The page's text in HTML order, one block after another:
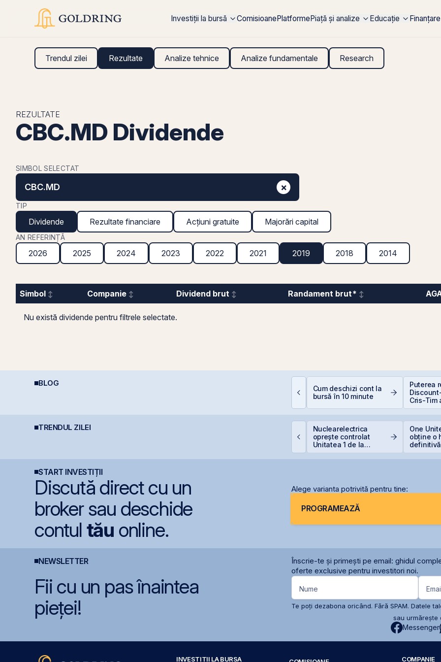
Investiții la bursă ComisioanePlatformePiață și analize Educație
Trendul zilei Rezultate Analize tehnice Analize fundamentale Research
REZULTATE
CBC.MD Dividende
SIMBOL SELECTAT
CBC.MD ×
TIP
Dividende Rezultate financiare Acțiuni gratuite Majorări capital
AN REFERINȚĂ
2026 2025 2024 2023 2022 2021 2019 2018 2014
Simbol Companie Dividend brut Randament brut*
Nu există dividende pentru filtrele selectate.
BLOG
Perspective Economice
sunt și banii se găsesc
Cum deschizi cont la
bursă în 10 minute
Puterea
Cris-Tim
a
TRENDUL ZILEI
Simtel Team cedează
Nuclearelectrica
oprește controlat
Unitatea 1 de la
One
obține o
START INVESTIȚII
Discută direct cu un
broker sau deschide
contul tău online.
Alege varianta potrivită pentru tine:
PROGRAMEAZĂ
NEWSLETTER
Înscrie-te și primești pe email: ghidul
oferte exclusive pentru investitori noi.
Fii cu un pas înaintea
pieței!
Nume
Te poți dezabona oricând. Fără SPAM. Datele
sau urmărește
Messenger
INVESTIȚII LA BURSA COMPANIE